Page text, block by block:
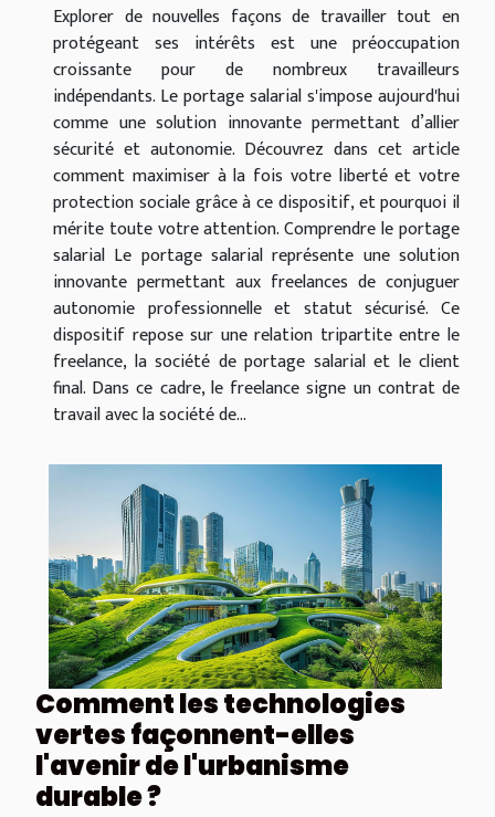
Explorer de nouvelles façons de travailler tout en
protégeant ses intérêts est une préoccupation
croissante pour de nombreux travailleurs
indépendants. Le portage salarial s'impose aujourd'hui
comme une solution innovante permettant d’allier
sécurité et autonomie. Découvrez dans cet article
comment maximiser à la fois votre liberté et votre
protection sociale grâce à ce dispositif, et pourquoi il
mérite toute votre attention. Comprendre le portage
salarial Le portage salarial représente une solution
innovante permettant aux freelances de conjuguer
autonomie professionnelle et statut sécurisé. Ce
dispositif repose sur une relation tripartite entre le
freelance, la société de portage salarial et le client
final. Dans ce cadre, le freelance signe un contrat de
travail avec la société de...
Comment les technologies
vertes façonnent-elles
l'avenir de l'urbanisme
durable ?